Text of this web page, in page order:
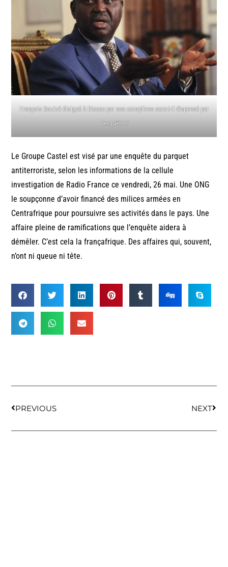
François Bozizé éloigné à Bissau par ses complices sera-t-il dispensé par
l’enquête ?
Le Groupe Castel est visé par une enquête du parquet
antiterroriste, selon les informations de la cellule
investigation de Radio France ce vendredi, 26 mai. Une ONG
le soupçonne d’avoir financé des milices armées en
Centrafrique pour poursuivre ses activités dans le pays. Une
affaire pleine de ramifications que l’enquête aidera à
démêler. C’est cela la françafrique. Des affaires qui, souvent,
n’ont ni queue ni tête.
PREVIOUS NEXT